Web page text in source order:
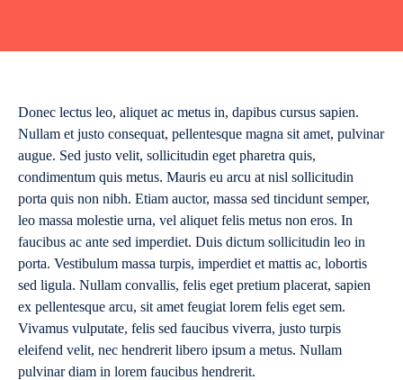
Donec lectus leo, aliquet ac metus in, dapibus cursus sapien.
Nullam et justo consequat, pellentesque magna sit amet, pulvinar
augue. Sed justo velit, sollicitudin eget pharetra quis,
condimentum quis metus. Mauris eu arcu at nisl sollicitudin
porta quis non nibh. Etiam auctor, massa sed tincidunt semper,
leo massa molestie urna, vel aliquet felis metus non eros. In
faucibus ac ante sed imperdiet. Duis dictum sollicitudin leo in
porta. Vestibulum massa turpis, imperdiet et mattis ac, lobortis
sed ligula. Nullam convallis, felis eget pretium placerat, sapien
ex pellentesque arcu, sit amet feugiat lorem felis eget sem.
Vivamus vulputate, felis sed faucibus viverra, justo turpis
eleifend velit, nec hendrerit libero ipsum a metus. Nullam
pulvinar diam in lorem faucibus hendrerit.